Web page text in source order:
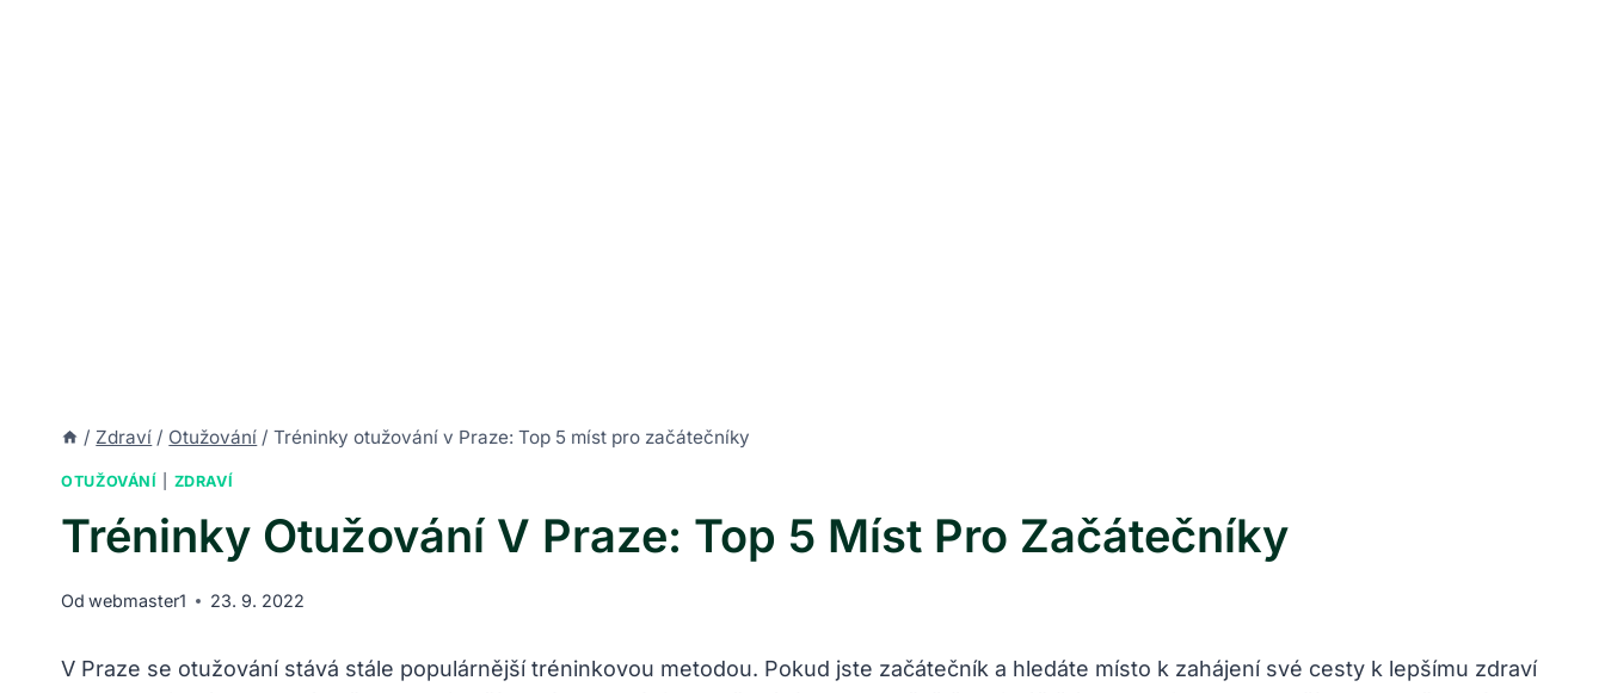
/ Zdraví / Otužování / Tréninky otužování v Praze: Top 5 míst pro začátečníky
OTUŽOVÁNÍ ZDRAVÍ
Tréninky Otužování V Praze: Top 5 Míst Pro Začátečníky
Od webmaster1 23. 9. 2022
V Praze se otužování stává stále populárnější tréninkovou metodou. Pokud jste začátečník a hledáte místo k zahájení své cesty k lepšímu zdraví